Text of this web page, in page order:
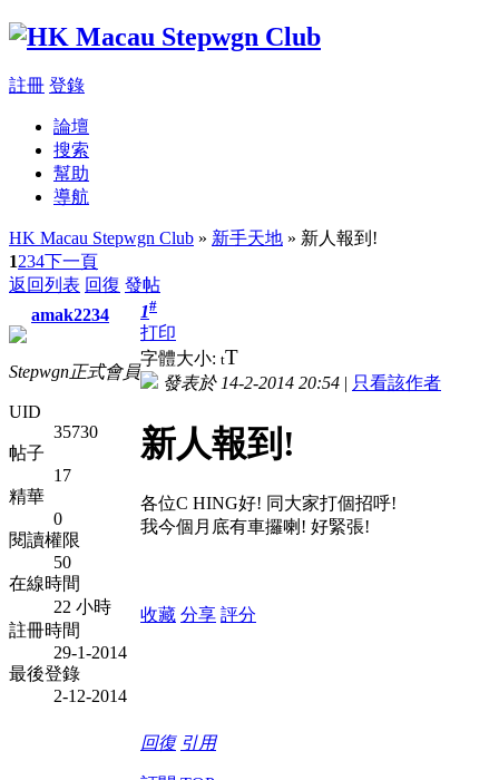
註冊 登錄
論壇
搜索
幫助
導航
HK Macau Stepwgn Club » 新手天地 » 新人報到!
1234下一頁
返回列表 回復 發帖
amak2234
Stepwgn正式會員
UID
35730
帖子
17
精華
0
閱讀權限
50
在線時間
22 小時
註冊時間
29-1-2014
最後登錄
2-12-2014
1#
打印
字體大小: tT
發表於 14-2-2014 20:54 | 只看該作者
新人報到!
各位C HING好! 同大家打個招呼!
我今個月底有車攞喇! 好緊張!
收藏 分享 評分
回復 引用